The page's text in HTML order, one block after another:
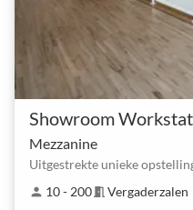
Showroom
Mezzanine
Uitgestrekte unieke
person 10 - 200meeting_room Vergaderzalen